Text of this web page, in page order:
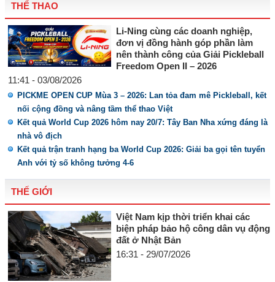
THỂ THAO
Li-Ning cùng các doanh nghiệp,
đơn vị đồng hành góp phần làm
nên thành công của Giải Pickleball
Freedom Open II – 2026
11:41 - 03/08/2026
PICKME OPEN CUP Mùa 3 – 2026: Lan tỏa đam mê Pickleball, kết
nối cộng đồng và nâng tầm thể thao Việt
Kết quả World Cup 2026 hôm nay 20/7: Tây Ban Nha xứng đáng là
nhà vô địch
Kết quả trận tranh hạng ba World Cup 2026: Giải ba gọi tên tuyển
Anh với tỷ số không tưởng 4-6
THẾ GIỚI
Việt Nam kịp thời triển khai các
biện pháp bảo hộ công dân vụ động
đất ở Nhật Bản
16:31 - 29/07/2026